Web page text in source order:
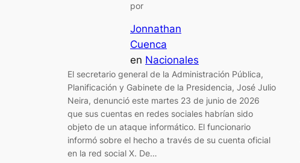
por
Jonnathan
Cuenca
en Nacionales
El secretario general de la Administración Pública,
Planificación y Gabinete de la Presidencia, José Julio
Neira, denunció este martes 23 de junio de 2026
que sus cuentas en redes sociales habrían sido
objeto de un ataque informático. El funcionario
informó sobre el hecho a través de su cuenta oficial
en la red social X. De…